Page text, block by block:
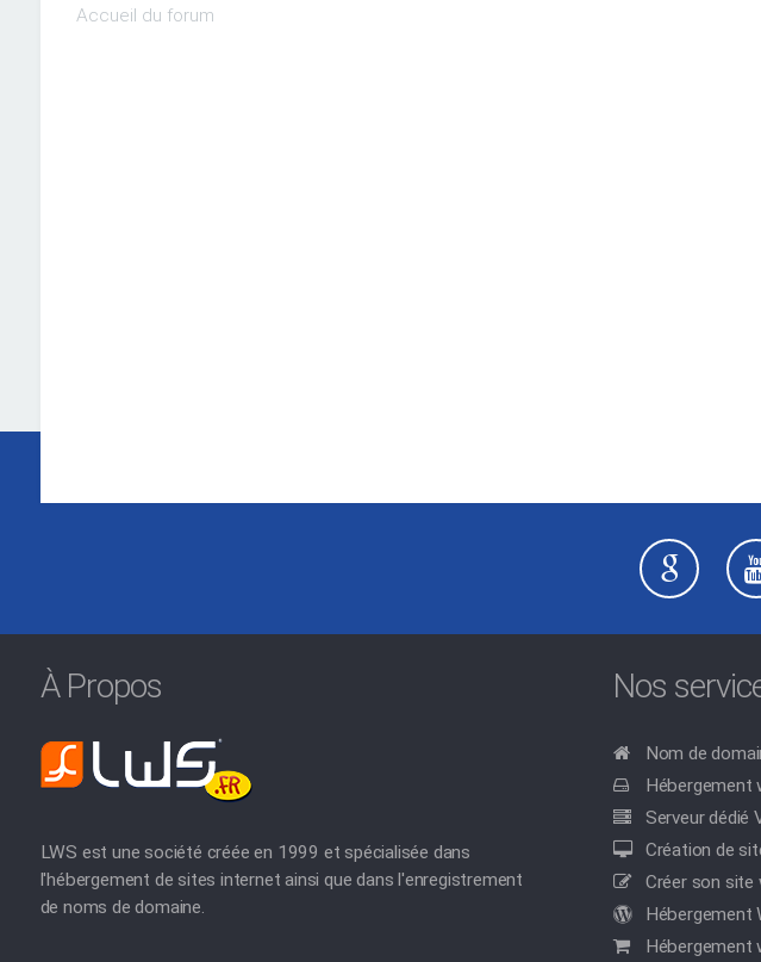
Accueil du forum
À Propos
LWS est une société créée en 1999 et spécialisée dans
l'hébergement de sites internet ainsi que dans l'enregistrement
de noms de domaine.
Nos
Nom de
Hébergement
Serveur dédié
Création de
Créer son site
Hébergement
Hébergement